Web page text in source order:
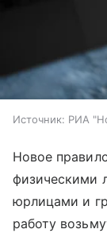
Источник: РИА
Новое
физическими
юрлицами и
работу